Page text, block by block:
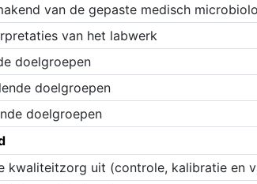
van de gepaste medisch
van het labwerk
doelgroepen
doelgroepen
doelgroepen
kwaliteitzorg uit (controle, kalibratie en